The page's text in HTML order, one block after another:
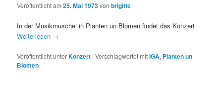
Veröffentlicht am25. Mai 1973vonbrigitte
In der Musikmuschel in Planten un Blomen findet das Konzert
Weiterlesen →
Veröffentlicht unterKonzert |Verschlagwortet mitIGA, Planten un
Blomen